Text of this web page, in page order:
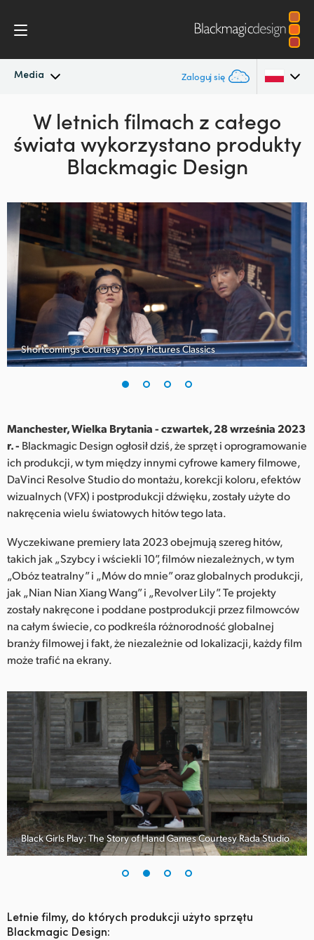
Media Zaloguj się
Najnowsze wiadomości
Archiwum wiadomości
Argentina
Australia
Austria
Canada
China
Denmark
Finland
France
India
Italy
Japan
Korea
Mexico
Malaysia
Netherlands
New Zealand
Norway
Polska
Portugal
Singapore
South Africa
Spain
Turkey
W letnich filmach z całego
świata wykorzystano produkty
Blackmagic Design
Shortcomings Courtesy Sony Pictures Classics
Manchester, Wielka Brytania - czwartek, 28 września 2023
r. - Blackmagic Design ogłosił dziś, że sprzęt i oprogramowanie
ich produkcji, w tym między innymi cyfrowe kamery filmowe,
DaVinci Resolve Studio do montażu, korekcji koloru, efektów
wizualnych (VFX) i postprodukcji dźwięku, zostały użyte do
nakręcenia wielu światowych hitów tego lata.
Wyczekiwane premiery lata 2023 obejmują szereg hitów,
takich jak „Szybcy i wściekli 10”, filmów niezależnych, w tym
„Obóz teatralny” i „Mów do mnie” oraz globalnych produkcji,
jak „Nian Nian Xiang Wang” i „Revolver Lily”. Te projekty
zostały nakręcone i poddane postprodukcji przez filmowców
na całym świecie, co podkreśla różnorodność globalnej
branży filmowej i fakt, że niezależnie od lokalizacji, każdy film
może trafić na ekrany.
Black Girls Play: The Story of Hand Games Courtesy Rada Studio
Letnie filmy, do których produkcji użyto sprzętu
Blackmagic Design: